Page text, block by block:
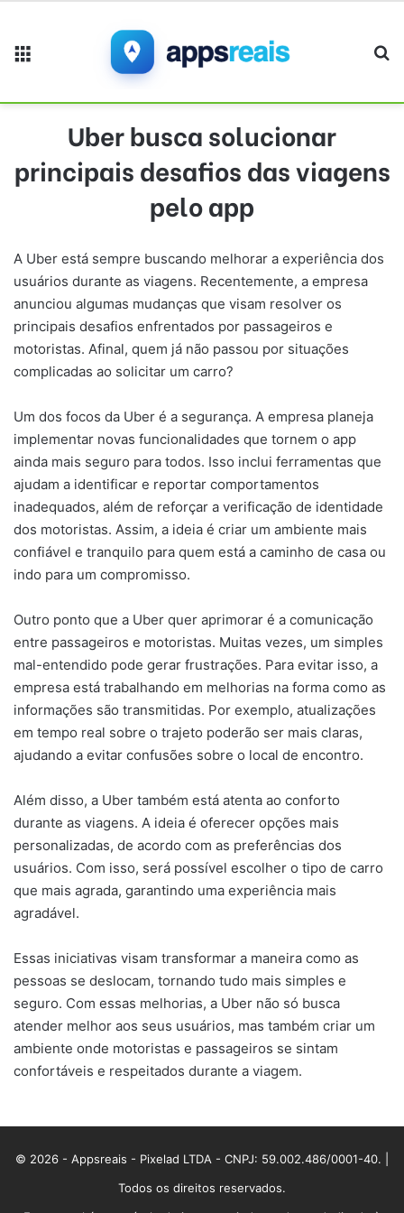
Uber busca solucionar
principais desafios das viagens
pelo app
A Uber está sempre buscando melhorar a experiência dos
usuários durante as viagens. Recentemente, a empresa
anunciou algumas mudanças que visam resolver os
principais desafios enfrentados por passageiros e
motoristas. Afinal, quem já não passou por situações
complicadas ao solicitar um carro?
Um dos focos da Uber é a segurança. A empresa planeja
implementar novas funcionalidades que tornem o app
ainda mais seguro para todos. Isso inclui ferramentas que
ajudam a identificar e reportar comportamentos
inadequados, além de reforçar a verificação de identidade
dos motoristas. Assim, a ideia é criar um ambiente mais
confiável e tranquilo para quem está a caminho de casa ou
indo para um compromisso.
Outro ponto que a Uber quer aprimorar é a comunicação
entre passageiros e motoristas. Muitas vezes, um simples
mal-entendido pode gerar frustrações. Para evitar isso, a
empresa está trabalhando em melhorias na forma como as
informações são transmitidas. Por exemplo, atualizações
em tempo real sobre o trajeto poderão ser mais claras,
ajudando a evitar confusões sobre o local de encontro.
Além disso, a Uber também está atenta ao conforto
durante as viagens. A ideia é oferecer opções mais
personalizadas, de acordo com as preferências dos
usuários. Com isso, será possível escolher o tipo de carro
que mais agrada, garantindo uma experiência mais
agradável.
Essas iniciativas visam transformar a maneira como as
pessoas se deslocam, tornando tudo mais simples e
seguro. Com essas melhorias, a Uber não só busca
atender melhor aos seus usuários, mas também criar um
ambiente onde motoristas e passageiros se sintam
confortáveis e respeitados durante a viagem.
© 2026 - Appsreais - Pixelad LTDA - CNPJ: 59.002.486/0001-40. |
Todos os direitos reservados.